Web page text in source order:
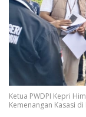
Ketua PWDPI Kepri
Kemenangan Kasasi di